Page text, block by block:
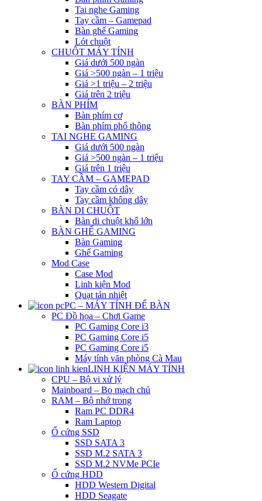
Tai nghe Gaming
Tay cầm – Gamepad
Bàn ghế Gaming
Lót chuột
CHUỘT MÁY TÍNH
Giá dưới 500 ngàn
Giá >500 ngàn – 1 triệu
Giá >1 triệu – 2 triệu
Giá trên 2 triệu
BÀN PHÍM
Bàn phím cơ
Bàn phím phổ thông
TAI NGHE GAMING
Giá dưới 500 ngàn
Giá >500 ngàn – 1 triệu
Giá trên 1 triệu
TAY CẦM – GAMEPAD
Tay cầm có dây
Tay cầm không dây
BÀN DI CHUỘT
Bàn di chuột khổ lớn
BÀN GHẾ GAMING
Bàn Gaming
Ghế Gaming
Mod Case
Case Mod
Linh kiện Mod
Quạt tản nhiệt
PC – MÁY TÍNH ĐỂ BÀN
PC Đồ họa – Chơi Game
PC Gaming Core i3
PC Gaming Core i5
PC Gaming Core i5
Máy tính văn phòng Cà Mau
LINH KIỆN MÁY TÍNH
CPU – Bộ vi xử lý
Mainboard – Bo mạch chủ
RAM – Bộ nhớ trong
Ram PC DDR4
Ram Laptop
Ổ cứng SSD
SSD SATA 3
SSD M.2 SATA 3
SSD M.2 NVMe PCIe
Ổ cứng HDD
HDD Western Digital
HDD Seagate